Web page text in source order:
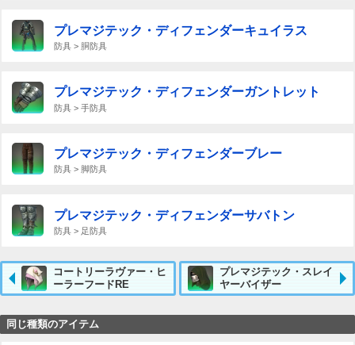
プレマジテック・ディフェンダーキュイラス
防具 > 胴防具
プレマジテック・ディフェンダーガントレット
防具 > 手防具
プレマジテック・ディフェンダーブレー
防具 > 脚防具
プレマジテック・ディフェンダーサバトン
防具 > 足防具
コートリーラヴァー・ヒ
ーラーフードRE
プレマジテック・スレイ
ヤーバイザー
同じ種類のアイテム